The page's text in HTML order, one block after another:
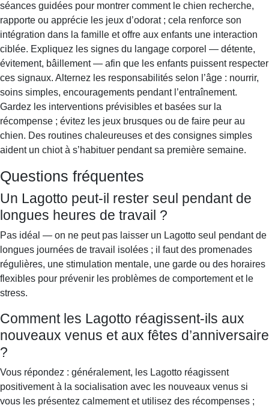
séances guidées pour montrer comment le chien recherche,
rapporte ou apprécie les jeux d’odorat ; cela renforce son
intégration dans la famille et offre aux enfants une interaction
ciblée. Expliquez les signes du langage corporel — détente,
évitement, bâillement — afin que les enfants puissent respecter
ces signaux. Alternez les responsabilités selon l’âge : nourrir,
soins simples, encouragements pendant l’entraînement.
Gardez les interventions prévisibles et basées sur la
récompense ; évitez les jeux brusques ou de faire peur au
chien. Des routines chaleureuses et des consignes simples
aident un chiot à s’habituer pendant sa première semaine.
Questions fréquentes
Un Lagotto peut-il rester seul pendant de
longues heures de travail ?
Pas idéal — on ne peut pas laisser un Lagotto seul pendant de
longues journées de travail isolées ; il faut des promenades
régulières, une stimulation mentale, une garde ou des horaires
flexibles pour prévenir les problèmes de comportement et le
stress.
Comment les Lagotto réagissent-ils aux
nouveaux venus et aux fêtes d’anniversaire
?
Vous répondez : généralement, les Lagotto réagissent
positivement à la socialisation avec les nouveaux venus si
vous les présentez calmement et utilisez des récompenses ;